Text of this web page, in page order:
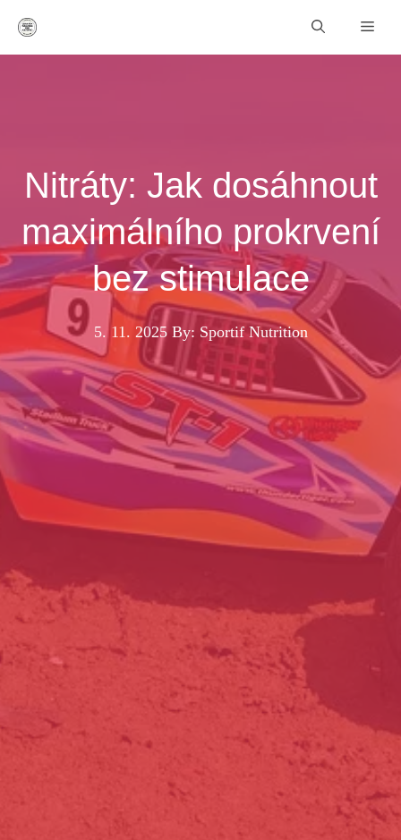
Nitráty: Jak dosáhnout
maximálního prokrvení
bez stimulace
5. 11. 2025 By: Sportif Nutrition